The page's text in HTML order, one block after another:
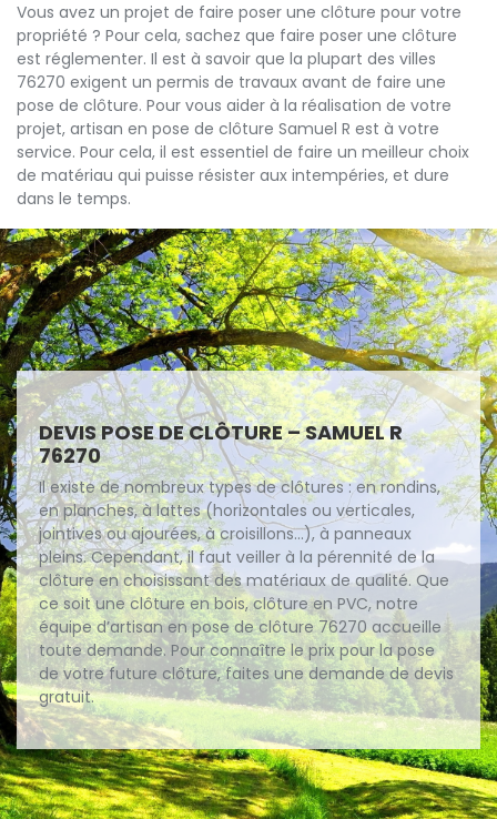
Vous avez un projet de faire poser une clôture pour votre
propriété ? Pour cela, sachez que faire poser une clôture
est réglementer. Il est à savoir que la plupart des villes
76270 exigent un permis de travaux avant de faire une
pose de clôture. Pour vous aider à la réalisation de votre
projet, artisan en pose de clôture Samuel R est à votre
service. Pour cela, il est essentiel de faire un meilleur choix
de matériau qui puisse résister aux intempéries, et dure
dans le temps.
DEVIS POSE DE CLÔTURE – SAMUEL R
76270
Il existe de nombreux types de clôtures : en rondins,
en planches, à lattes (horizontales ou verticales,
jointives ou ajourées, à croisillons...), à panneaux
pleins. Cependant, il faut veiller à la pérennité de la
clôture en choisissant des matériaux de qualité. Que
ce soit une clôture en bois, clôture en PVC, notre
équipe d’artisan en pose de clôture 76270 accueille
toute demande. Pour connaître le prix pour la pose
de votre future clôture, faites une demande de devis
gratuit.